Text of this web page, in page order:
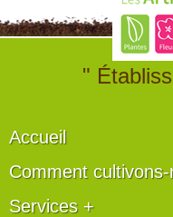
"
Accueil
Comment
Services +